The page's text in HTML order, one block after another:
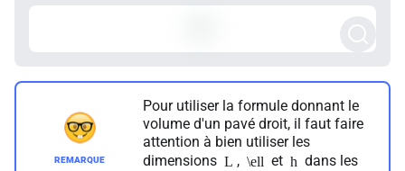
Pour utiliser la formule donnant le
volume d'un pavé droit, il faut faire
attention à bien utiliser les
dimensions L , \ell et h dans les